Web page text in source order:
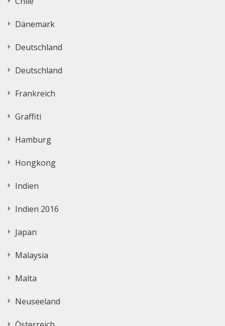
Dänemark
Deutschland
Deutschland
Frankreich
Graffiti
Hamburg
Hongkong
Indien
Indien 2016
Japan
Malaysia
Malta
Neuseeland